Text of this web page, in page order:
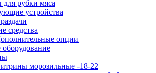
рубки мяса
устройства
средства
опции
морозильные -18-22